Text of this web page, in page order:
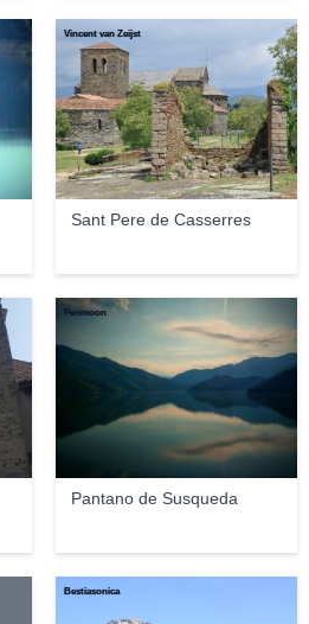
Sant Pere de Casserres
Vincent van Zeijst
Pantano de Susqueda
Perimoon
Bestiasonica